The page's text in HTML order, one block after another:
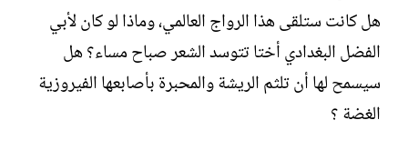
هل كانت ستلقى هذا الرواج العالمي، وماذا لو كان لأبي
الفضل البغدادي أختا تتوسد الشعر صباح مساء؟ هل
سيسمح لها أن تلثم الريشة والمحبرة بأصابعها الفيروزية
الغضة ؟